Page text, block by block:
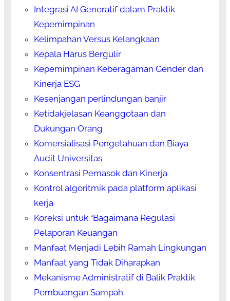
Integrasi AI Generatif dalam Praktik
Kepemimpinan
Kelimpahan Versus Kelangkaan
Kepala Harus Bergulir
Kepemimpinan Keberagaman Gender dan
Kinerja ESG
Kesenjangan perlindungan banjir
Ketidakjelasan Keanggotaan dan
Dukungan Orang
Komersialisasi Pengetahuan dan Biaya
Audit Universitas
Konsentrasi Pemasok dan Kinerja
Kontrol algoritmik pada platform aplikasi
kerja
Koreksi untuk “Bagaimana Regulasi
Pelaporan Keuangan
Manfaat Menjadi Lebih Ramah Lingkungan
Manfaat yang Tidak Diharapkan
Mekanisme Administratif di Balik Praktik
Pembuangan Sampah